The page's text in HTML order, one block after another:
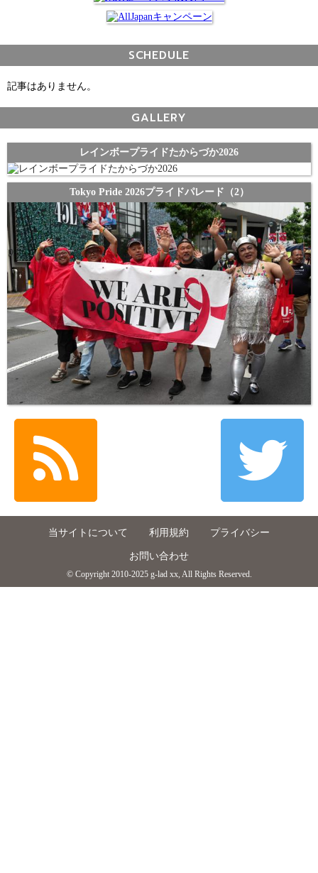
SCHEDULE
記事はありません。
GALLERY
レインボープライドたからづか2026
Tokyo Pride 2026プライドパレード（2）
当サイトについて 利用規約 プライバシー
お問い合わせ
© Copyright 2010-2025 g-lad xx, All Rights Reserved.